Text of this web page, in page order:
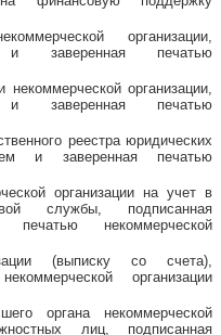
организации,
и заверенная печатью
некоммерческой организации,
и заверенная печатью
реестра юридических
и заверенная печатью
организации на учет в
службы, подписанная
некоммерческой
(выписку со счета),
организации
органа некоммерческой
лиц, подписанная